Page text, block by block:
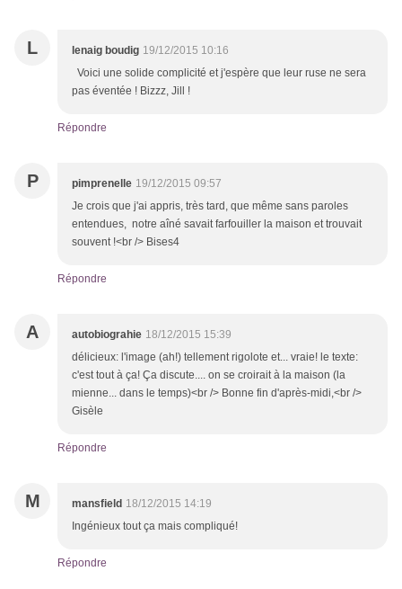
L lenaig boudig 19/12/2015 10:16
Voici une solide complicité et j'espère que leur ruse ne sera
pas éventée ! Bizzz, Jill !
Répondre
P pimprenelle 19/12/2015 09:57
Je crois que j'ai appris, très tard, que même sans paroles
entendues, notre aîné savait farfouiller la maison et trouvait
souvent !<br /> Bises4
Répondre
A autobiograhie 18/12/2015 15:39
délicieux: l'image (ah!) tellement rigolote et... vraie! le texte:
c'est tout à ça! Ça discute.... on se croirait à la maison (la
mienne... dans le temps)<br /> Bonne fin d'après-midi,<br />
Gisèle
Répondre
M mansfield 18/12/2015 14:19
Ingénieux tout ça mais compliqué!
Répondre